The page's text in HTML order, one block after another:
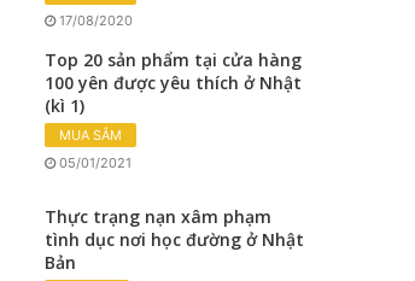
17/08/2020
Top 20 sản phẩm tại cửa hàng
100 yên được yêu thích ở Nhật
(kì 1)
MUA SẮM
05/01/2021
Thực trạng nạn xâm phạm
tình dục nơi học đường ở Nhật
Bản